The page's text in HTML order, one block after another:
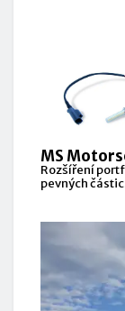
MS
Rozšíření
pevných